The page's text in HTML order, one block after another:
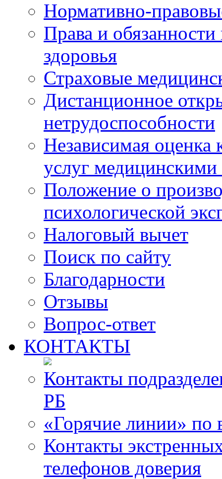
Нормативно-
Права и
здоровья
Страховые
Дистанционное
нетрудоспособности
Независимая оценка
услуг
Положение о
психологической
Налоговый вычет
Поиск по сайту
Благодарности
Отзывы
Вопрос-ответ
КОНТАКТЫ
Контакты
РБ
«Горячие линии» по
Контакты
телефонов доверия